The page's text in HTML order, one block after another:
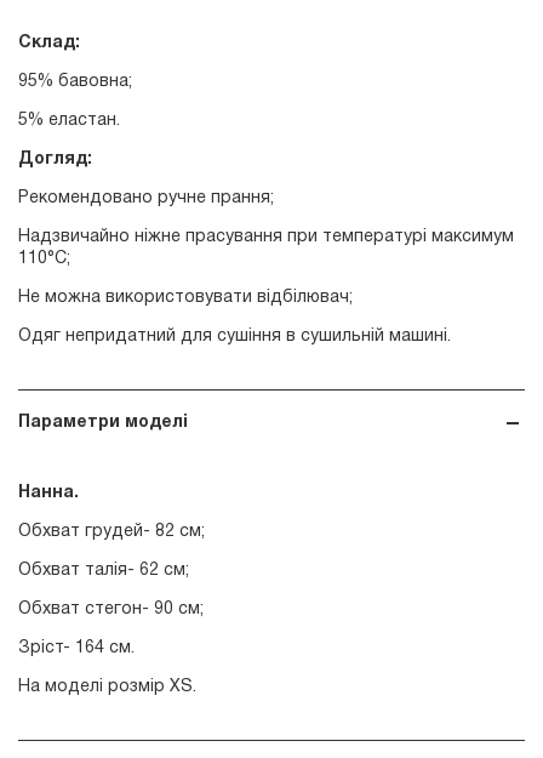
Склад:
95% бавовна;
5% еластан.
Догляд:
Рекомендовано ручне прання;
Надзвичайно ніжне прасування при температурі максимум
110°С;
Не можна використовувати відбілювач;
Одяг непридатний для сушіння в сушильній машині.
Параметри моделі
Нанна.
Обхват грудей- 82 см;
Обхват талія- 62 см;
Обхват стегон- 90 см;
Зріст- 164 см.
На моделі розмір ХS.